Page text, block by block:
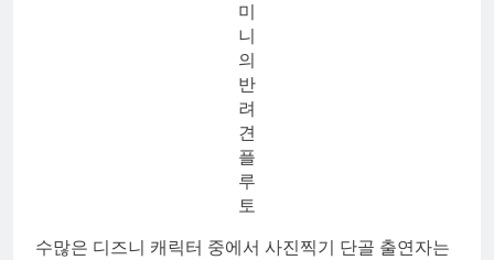
미
니
의
반
려
견
플
루
토
수많은 디즈니 캐릭터 중에서 사진찍기 단골 출연자는